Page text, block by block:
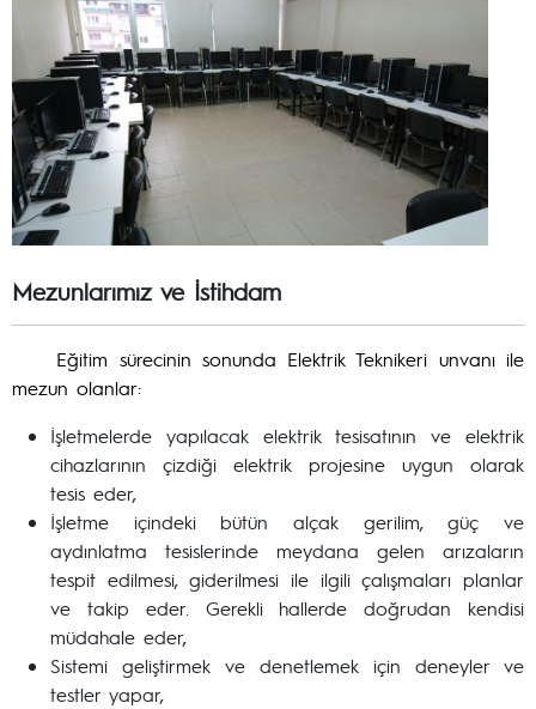
Mezunlarımız ve İstihdam
Eğitim sürecinin sonunda Elektrik Teknikeri unvanı ile
mezun olanlar:
İşletmelerde yapılacak elektrik tesisatının ve elektrik
cihazlarının çizdiği elektrik projesine uygun olarak
tesis eder,
İşletme içindeki bütün alçak gerilim, güç ve
aydınlatma tesislerinde meydana gelen arızaların
tespit edilmesi, giderilmesi ile ilgili çalışmaları planlar
ve takip eder. Gerekli hallerde doğrudan kendisi
müdahale eder,
Sistemi geliştirmek ve denetlemek için deneyler ve
testler yapar,